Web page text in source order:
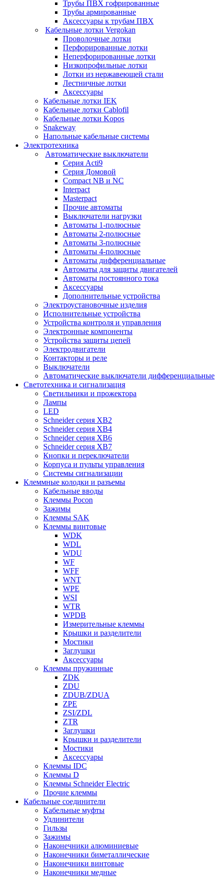
Трубы ПВХ гофрированные
Трубы армированные
Аксессуары к трубам ПВХ
Кабельные лотки Vergokan
Проволочные лотки
Перфорированные лотки
Неперфорированные лотки
Низкопрофильные лотки
Лотки из нержавеющей стали
Лестничные лотки
Аксессуары
Кабельные лотки IEK
Кабельные лотки Cablofil
Кабельные лотки Kopos
Snakeway
Напольные кабельные системы
Электротехника
Автоматические выключатели
Серия Acti9
Серия Домовой
Compact NB и NC
Interpact
Masterpact
Прочие автоматы
Выключатели нагрузки
Автоматы 1-полюсные
Автоматы 2-полюсные
Автоматы 3-полюсные
Автоматы 4-полюсные
Автоматы дифференциальные
Автоматы для защиты двигателей
Автоматы постоянного тока
Аксессуары
Дополнительные устройства
Электроустановочные изделия
Исполнительные устройства
Устройства контроля и управления
Электронные компоненты
Устройства защиты цепей
Электродвигатели
Контакторы и реле
Выключатели
Автоматические выключатели дифференциальные
Светотехника и сигнализация
Светильники и прожектора
Лампы
LED
Schneider серия XB2
Schneider серия XB4
Schneider серия XB6
Schneider серия XB7
Кнопки и переключатели
Корпуса и пульты управления
Системы сигнализации
Клеммные колодки и разъемы
Кабельные вводы
Клеммы Pocon
Зажимы
Клеммы SAK
Клеммы винтовые
WDK
WDL
WDU
WF
WFF
WNT
WPE
WSI
WTR
WPDB
Измерительные клеммы
Крышки и разделители
Мостики
Заглушки
Аксессуары
Клеммы пружинные
ZDK
ZDU
ZDUB/ZDUA
ZPE
ZSI/ZDL
ZTR
Заглушки
Крышки и разделители
Мостики
Аксессуары
Клеммы IDC
Клеммы D
Клеммы Schneider Electric
Прочие клеммы
Кабельные соединители
Кабельные муфты
Удлинители
Гильзы
Зажимы
Наконечники алюминиевые
Наконечники биметаллические
Наконечники винтовые
Наконечники медные